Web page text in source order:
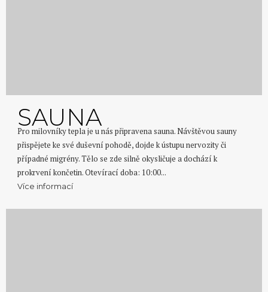
SAUNA
Pro milovníky tepla je u nás připravena sauna. Návštěvou sauny
přispějete ke své duševní pohodě, dojde k ústupu nervozity či
případné migrény. Tělo se zde silně okysličuje a dochází k
prokrvení končetin. Otevírací doba: 10:00...
Více informací